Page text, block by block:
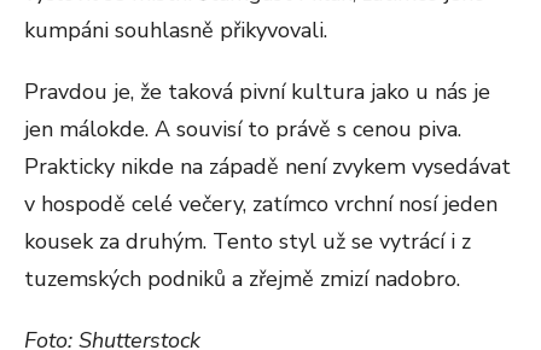
kumpáni souhlasně přikyvovali.
Pravdou je, že taková pivní kultura jako u nás je
jen málokde. A souvisí to právě s cenou piva.
Prakticky nikde na západě není zvykem vysedávat
v hospodě celé večery, zatímco vrchní nosí jeden
kousek za druhým. Tento styl už se vytrácí i z
tuzemských podniků a zřejmě zmizí nadobro.
Foto: Shutterstock